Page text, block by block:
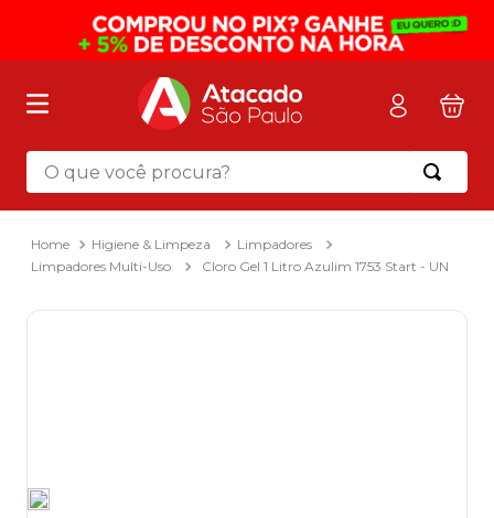
O que você procura?
Higiene & Limpeza
Limpadores
Limpadores Multi-Uso
Cloro Gel 1 Litro Azulim 1753 Start - UN
Termos mais buscados
mochila
2º sacola
3º mala
8